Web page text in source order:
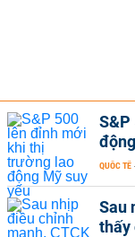
QUỐC TẾ
Sau
thấy